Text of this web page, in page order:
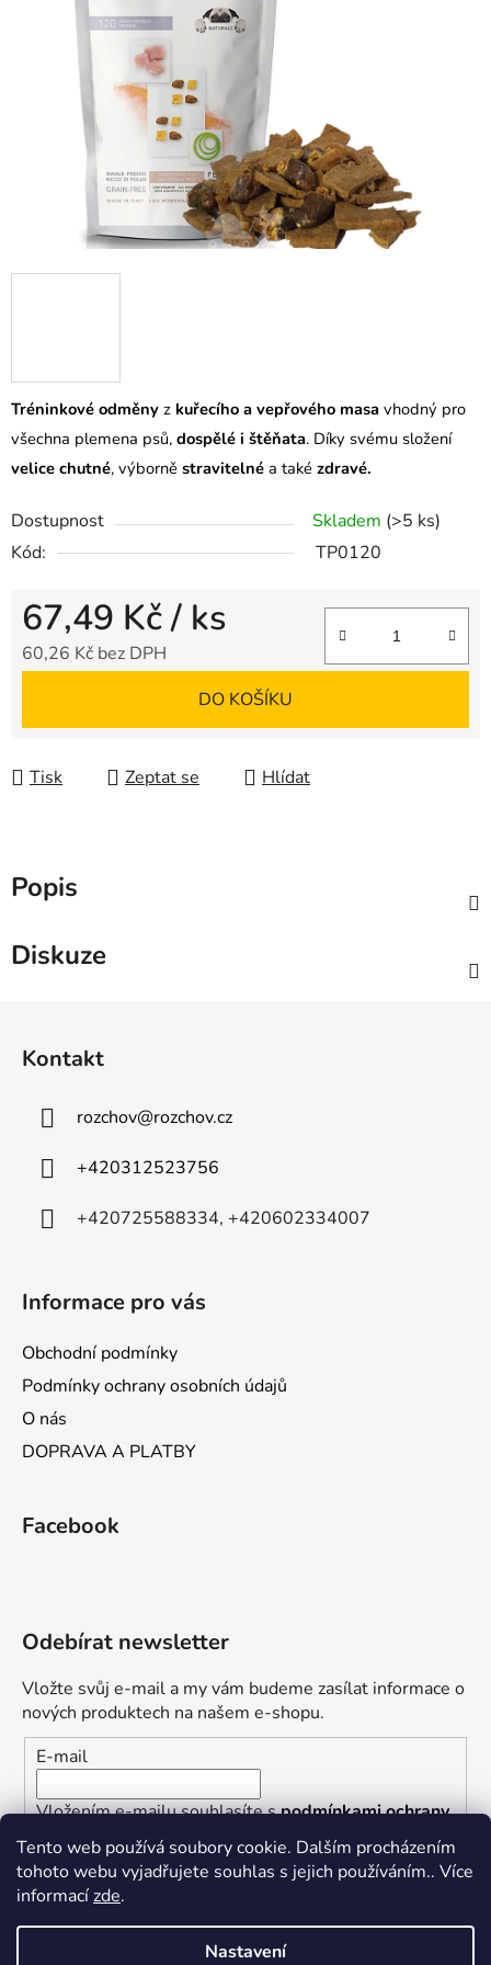
Tento web používá soubory cookie. Dalším procházením
tohoto webu vyjadřujete souhlas s jejich používáním.. Více
informacízde.
Nastavení
Tréninkové odměny z kuřecího a vepřového masa vhodný pro
všechna plemena psů, dospělé i štěňata. Díky svému složení
velice chutné, výborně stravitelné a také zdravé.
Dostupnost Skladem (>5 ks)
Kód:
TP0120
67,49 Kč/ ks
60,26 Kč bez DPH
DO KOŠÍKU
Tisk Zeptat se Hlídat
Popis
Diskuze
Kontakt
rozchov@rozchov.cz
+420312523756
+420725588334, +420602334007
Informace pro vás
Obchodní podmínky
Podmínky ochrany osobních údajů
O nás
DOPRAVA A PLATBY
Facebook
Odebírat newsletter
Vložte svůj e-mail a my vám budeme zasílat informace o
nových produktech na našem e-shopu.
E-mail
Vložením e-mailu souhlasíte spodmínkami ochrany
osobních údajů
PŘIHLÁSIT SE